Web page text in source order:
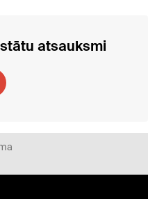
atsauksmi